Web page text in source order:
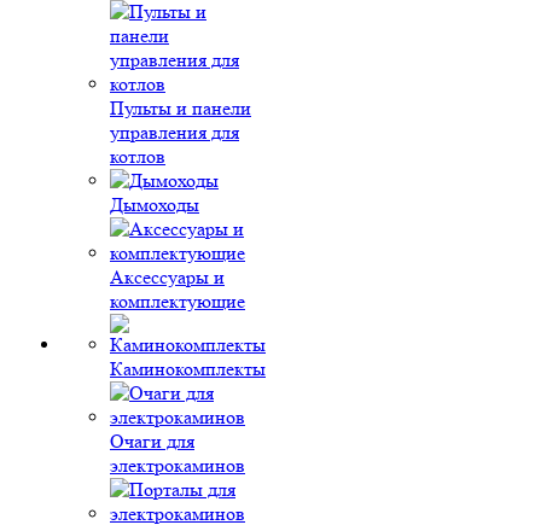
Пульты и панели
управления для
котлов
Дымоходы
Аксессуары и
комплектующие
Каминокомплекты
Очаги для
электрокаминов